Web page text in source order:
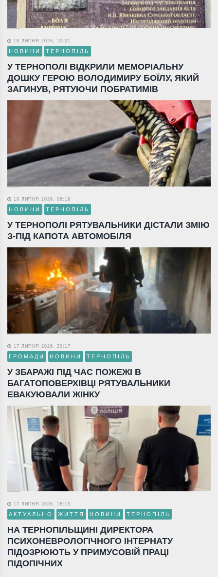
18 ЛИПНЯ 2026, 10:21
НОВИНИ ТЕРНОПІЛЬ
У ТЕРНОПОЛІ ВІДКРИЛИ МЕМОРІАЛЬНУ
ДОШКУ ГЕРОЮ ВОЛОДИМИРУ БОЇЛУ, ЯКИЙ
ЗАГИНУВ, РЯТУЮЧИ ПОБРАТИМІВ
18 ЛИПНЯ 2026, 06:19
НОВИНИ ТЕРНОПІЛЬ
У ТЕРНОПОЛІ РЯТУВАЛЬНИКИ ДІСТАЛИ ЗМІЮ
З-ПІД КАПОТА АВТОМОБІЛЯ
17 ЛИПНЯ 2026, 20:17
ГРОМАДИ НОВИНИ ТЕРНОПІЛЬ
У ЗБАРАЖІ ПІД ЧАС ПОЖЕЖІ В
БАГАТОПОВЕРХІВЦІ РЯТУВАЛЬНИКИ
ЕВАКУЮВАЛИ ЖІНКУ
17 ЛИПНЯ 2026, 18:15
АКТУАЛЬНО ЖИТТЯ НОВИНИ ТЕРНОПІЛЬ
НА ТЕРНОПІЛЬЩИНІ ДИРЕКТОРА
ПСИХОНЕВРОЛОГІЧНОГО ІНТЕРНАТУ
ПІДОЗРЮЮТЬ У ПРИМУСОВІЙ ПРАЦІ
ПІДОПІЧНИХ